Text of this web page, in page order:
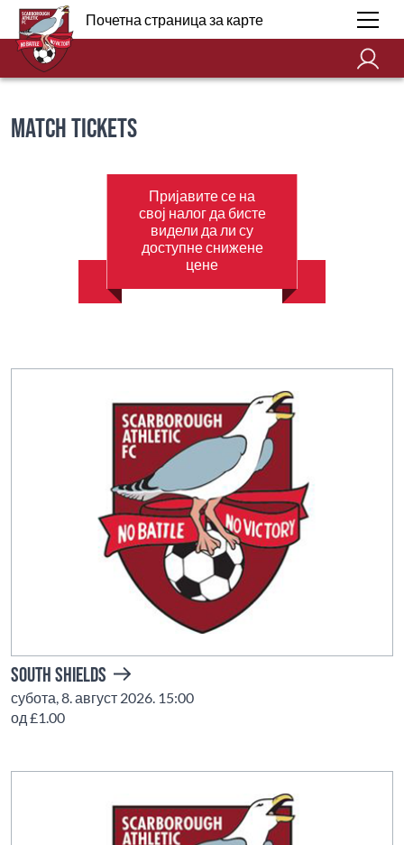
Почетна страница за карте
Match Tickets
Пријавите се на
свој налог да бисте
видели да ли су
доступне снижене
цене
South Shields
субота, 8. август 2026. 15:00
од £1.00